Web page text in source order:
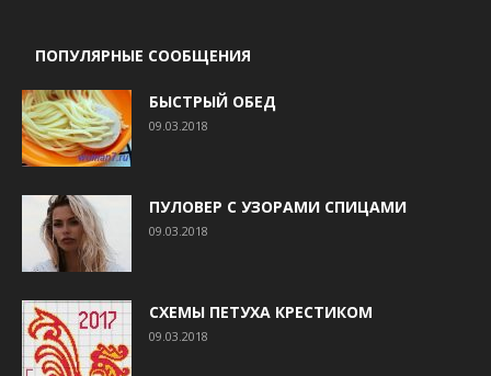
ПОПУЛЯРНЫЕ СООБЩЕНИЯ
БЫСТРЫЙ ОБЕД
09.03.2018
ПУЛОВЕР С УЗОРАМИ СПИЦАМИ
09.03.2018
СХЕМЫ ПЕТУХА КРЕСТИКОМ
09.03.2018